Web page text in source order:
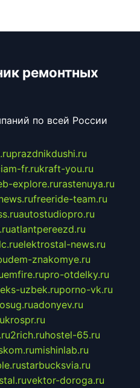
ремонтных
по всей России
prazdnikdushi.ru
fr.rukraft-you.ru
explore.rurastenuya.ru
freeride-team.ru
autostudiopro.ru
atlantpereezd.ru
elektrostal-news.ru
znakomye.ru
emfire.rupro-otdelky.ru
uzbek.ruporno-vk.ru
adonyev.ru
krospr.ru
2rich.ruhostel-65.ru
mishinlab.ru
starbucksvia.ru
vektor-doroga.ru